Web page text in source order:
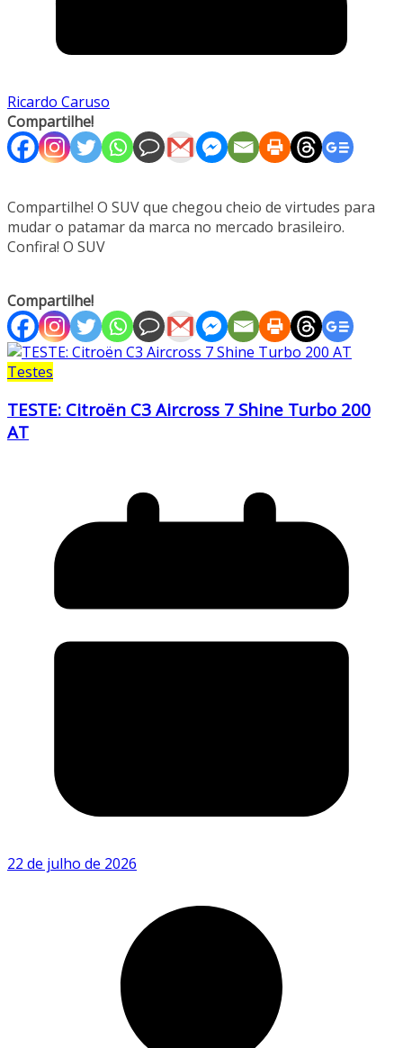
Ricardo Caruso
Compartilhe!
Compartilhe! O SUV que chegou cheio de virtudes para
mudar o patamar da marca no mercado brasileiro.
Confira! O SUV
Compartilhe!
Testes
TESTE: Citroën C3 Aircross 7 Shine Turbo 200
AT
22 de julho de 2026